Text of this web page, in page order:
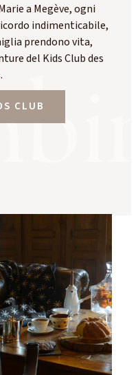
a Megève, ogni
indimenticabile,
prendono vita,
del Kids Club des
CLUB